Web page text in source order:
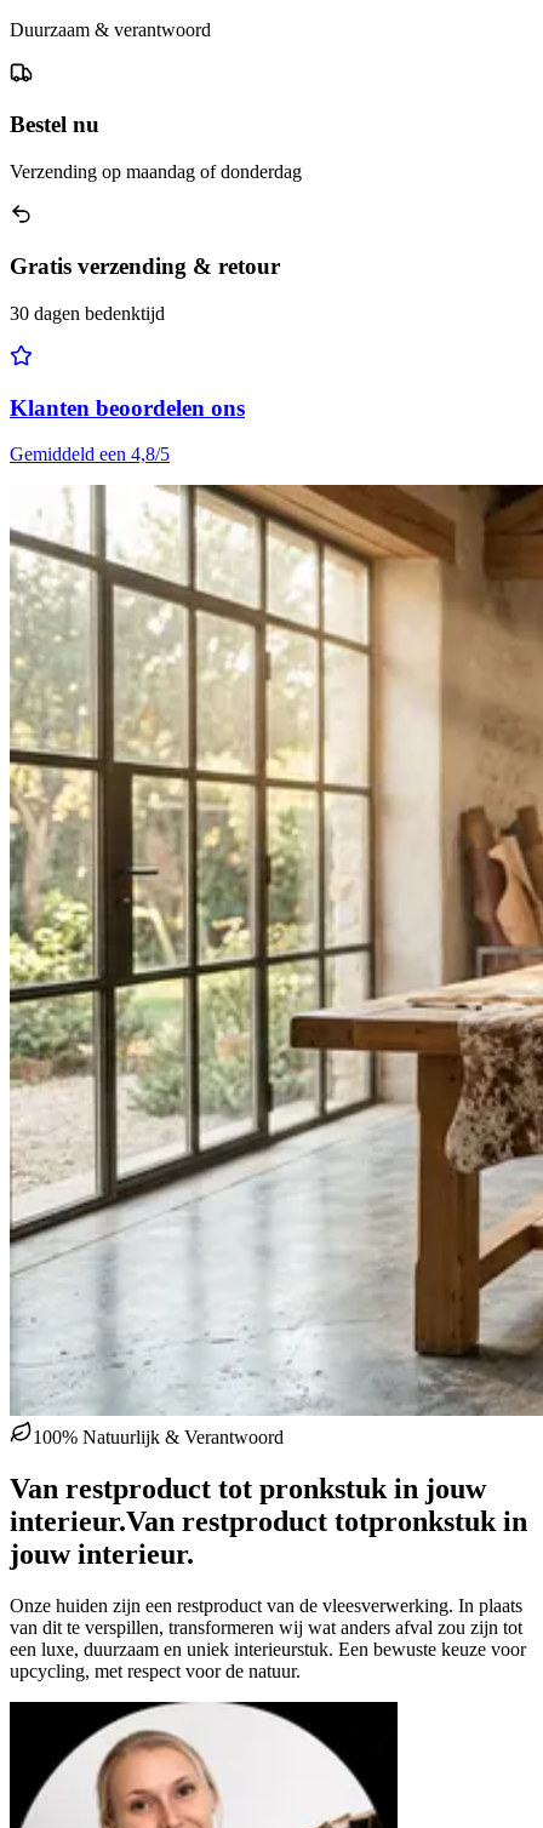
Duurzaam & verantwoord
Bestel nu
Verzending op maandag of donderdag
Gratis verzending & retour
30 dagen bedenktijd
Klanten beoordelen ons
Gemiddeld een 4,8/5
100% Natuurlijk & Verantwoord
Van restproduct tot pronkstuk in jouw
interieur.Van restproduct totpronkstuk in
jouw interieur.
Onze huiden zijn een restproduct van de vleesverwerking. In plaats
van dit te verspillen, transformeren wij wat anders afval zou zijn tot
een luxe, duurzaam en uniek interieurstuk. Een bewuste keuze voor
upcycling, met respect voor de natuur.